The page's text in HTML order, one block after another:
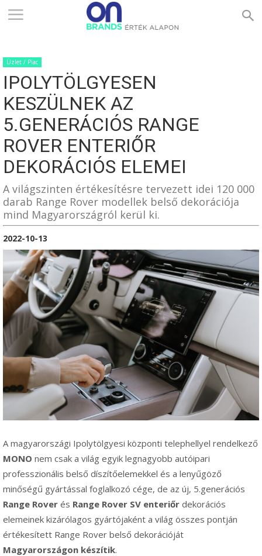
ONBRANDS
–
ÉRTÉK
ALAPON
Üzlet / Piac
IPOLYTÖLGYESEN
KESZÜLNEK AZ
5.GENERÁCIÓS RANGE
ROVER ENTERIŐR
DEKORÁCIÓS ELEMEI
A világszinten értékesítésre tervezett idei 120 000
darab Range Rover modellek belső dekorációja
mind Magyarországról kerül ki.
2022-10-13
A magyarországi Ipolytölgyesi központi telephellyel rendelkező
MONO nem csak a világ egyik legnagyobb autóipari
professzionális belső díszítőelemekkel és a lenyűgöző
minőségű gyártással foglalkozó cége, de az új, 5.generációs
Range Rover és Range Rover SV enteriőr dekorációs
elemeinek kizárólagos gyártójaként a világ összes pontján
értékesített Range Rover belső dekorációját
Magyarországon készítik.